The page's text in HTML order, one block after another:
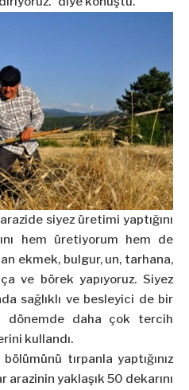
siyez üretimi yaptığını
hem üretiyorum hem de
ekmek, bulgur, un, tarhana,
ve börek yapıyoruz. Siyez
sağlıklı ve besleyici de bir
dönemde daha çok tercih
kullandı.
tırpanla yaptığınız
yaklaşık 50 dekarını